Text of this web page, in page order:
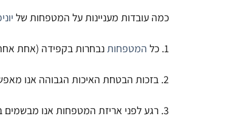
כמה עובדות מעניינות על המטפחות של
1. כל המטפחותנבחרות בקפידה (אחת
2. בזכות הבטחת האיכות הגבוהה אנו מאפשרים ביצוע החלפות והחזרות עפ"י
3. רגע לפני אריזת המטפחות אנו מבשמים בעדינות את המטפחות בניחוח שאי אפשר לפספס 🙂